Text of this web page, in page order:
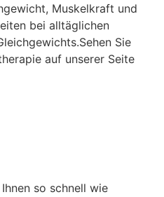
Muskelkraft und
bei alltäglichen
Sie
auf unserer Seite
so schnell wie